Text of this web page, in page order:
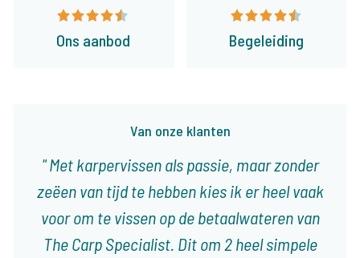
Van onze klanten
Met karpervissen als passie, maar zonder
zeëen van tijd te hebben kies ik er heel vaak
voor om te vissen op de betaalwateren van
The Carp Specialist. Dit om 2 heel simpele
Ons aanbod Begeleiding